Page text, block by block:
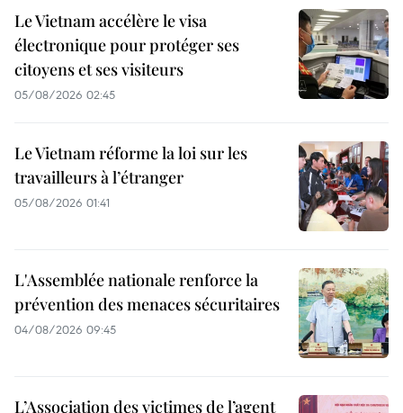
Le Vietnam accélère le visa
électronique pour protéger ses
citoyens et ses visiteurs
05/08/2026 02:45
Le Vietnam réforme la loi sur les
travailleurs à l’étranger
05/08/2026 01:41
L'Assemblée nationale renforce la
prévention des menaces sécuritaires
04/08/2026 09:45
L’Association des victimes de l’agent